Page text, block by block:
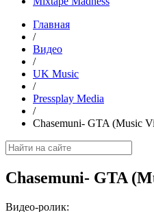
Главная
/
Видео
/
UK Music
/
Pressplay Media
/
Chasemuni- GTA (Music
Chasemuni- GTA
Видео-ролик: